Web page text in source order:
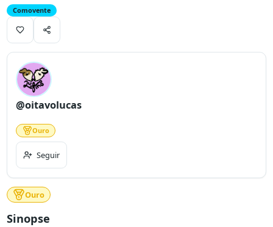
Comovente
@oitavolucas
Ouro
Seguir
Ouro
Sinopse